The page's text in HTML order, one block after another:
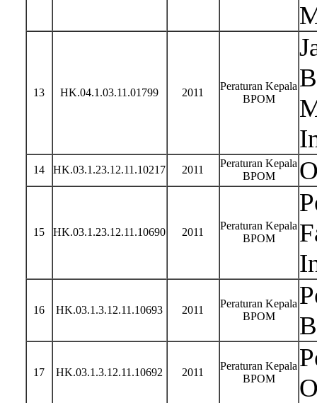
13 HK.04.1.03.11.01799 2011
Peraturan Kepala
BPOM
14 HK.03.1.23.12.11.10217 2011
Peraturan Kepala
BPOM
15 HK.03.1.23.12.11.10690 2011
Peraturan Kepala
BPOM
16 HK.03.1.3.12.11.10693 2011
Peraturan Kepala
BPOM
17 HK.03.1.3.12.11.10692 2011
Peraturan Kepala
BPOM